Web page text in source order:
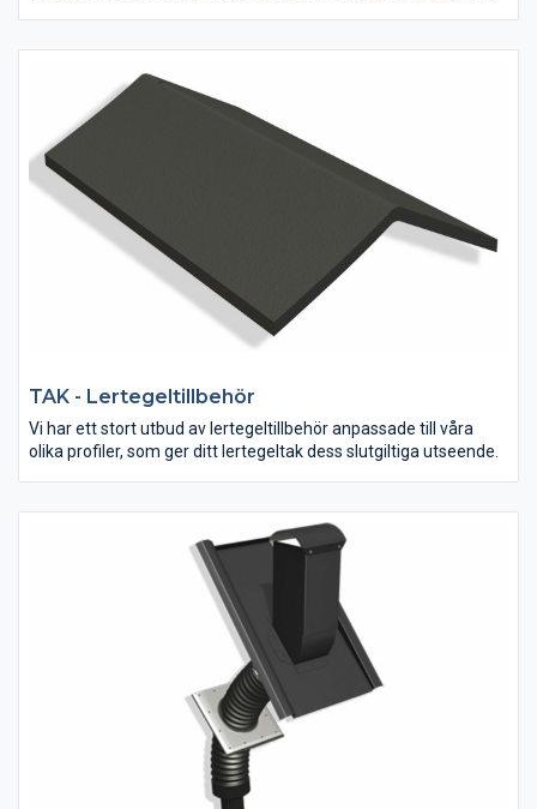
TAK - Lertegeltillbehör
Vi har ett stort utbud av lertegeltillbehör anpassade till våra
olika profiler, som ger ditt lertegeltak dess slutgiltiga utseende.